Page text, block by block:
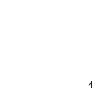
4